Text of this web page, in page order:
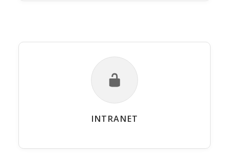
INTRANET